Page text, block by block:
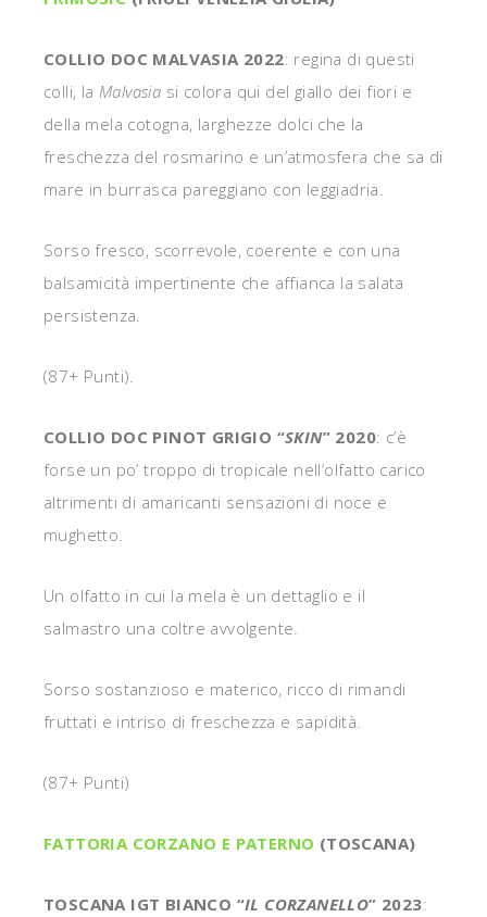
COLLIO DOC MALVASIA 2022: regina di questi
colli, la Malvasia si colora qui del giallo dei fiori e
della mela cotogna, larghezze dolci che la
freschezza del rosmarino e un’atmosfera che sa di
mare in burrasca pareggiano con leggiadria.
Sorso fresco, scorrevole, coerente e con una
balsamicità impertinente che affianca la salata
persistenza.
(87+ Punti).
COLLIO DOC PINOT GRIGIO “SKIN” 2020: c’è
forse un po’ troppo di tropicale nell’olfatto carico
altrimenti di amaricanti sensazioni di noce e
mughetto.
Un olfatto in cui la mela è un dettaglio e il
salmastro una coltre avvolgente.
Sorso sostanzioso e materico, ricco di rimandi
fruttati e intriso di freschezza e sapidità.
(87+ Punti)
FATTORIA CORZANO E PATERNO (TOSCANA)
TOSCANA IGT BIANCO “IL CORZANELLO” 2023: